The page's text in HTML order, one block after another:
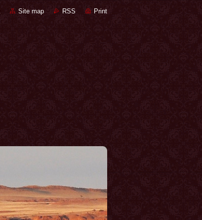
Site map RSS Print